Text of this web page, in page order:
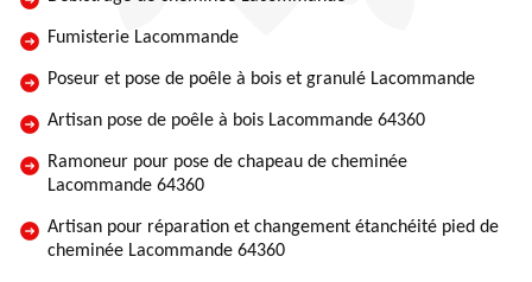
Fumisterie Lacommande
Poseur et pose de poêle à bois et granulé Lacommande
Artisan pose de poêle à bois Lacommande 64360
Ramoneur pour pose de chapeau de cheminée
Lacommande 64360
Artisan pour réparation et changement étanchéité pied de
cheminée Lacommande 64360